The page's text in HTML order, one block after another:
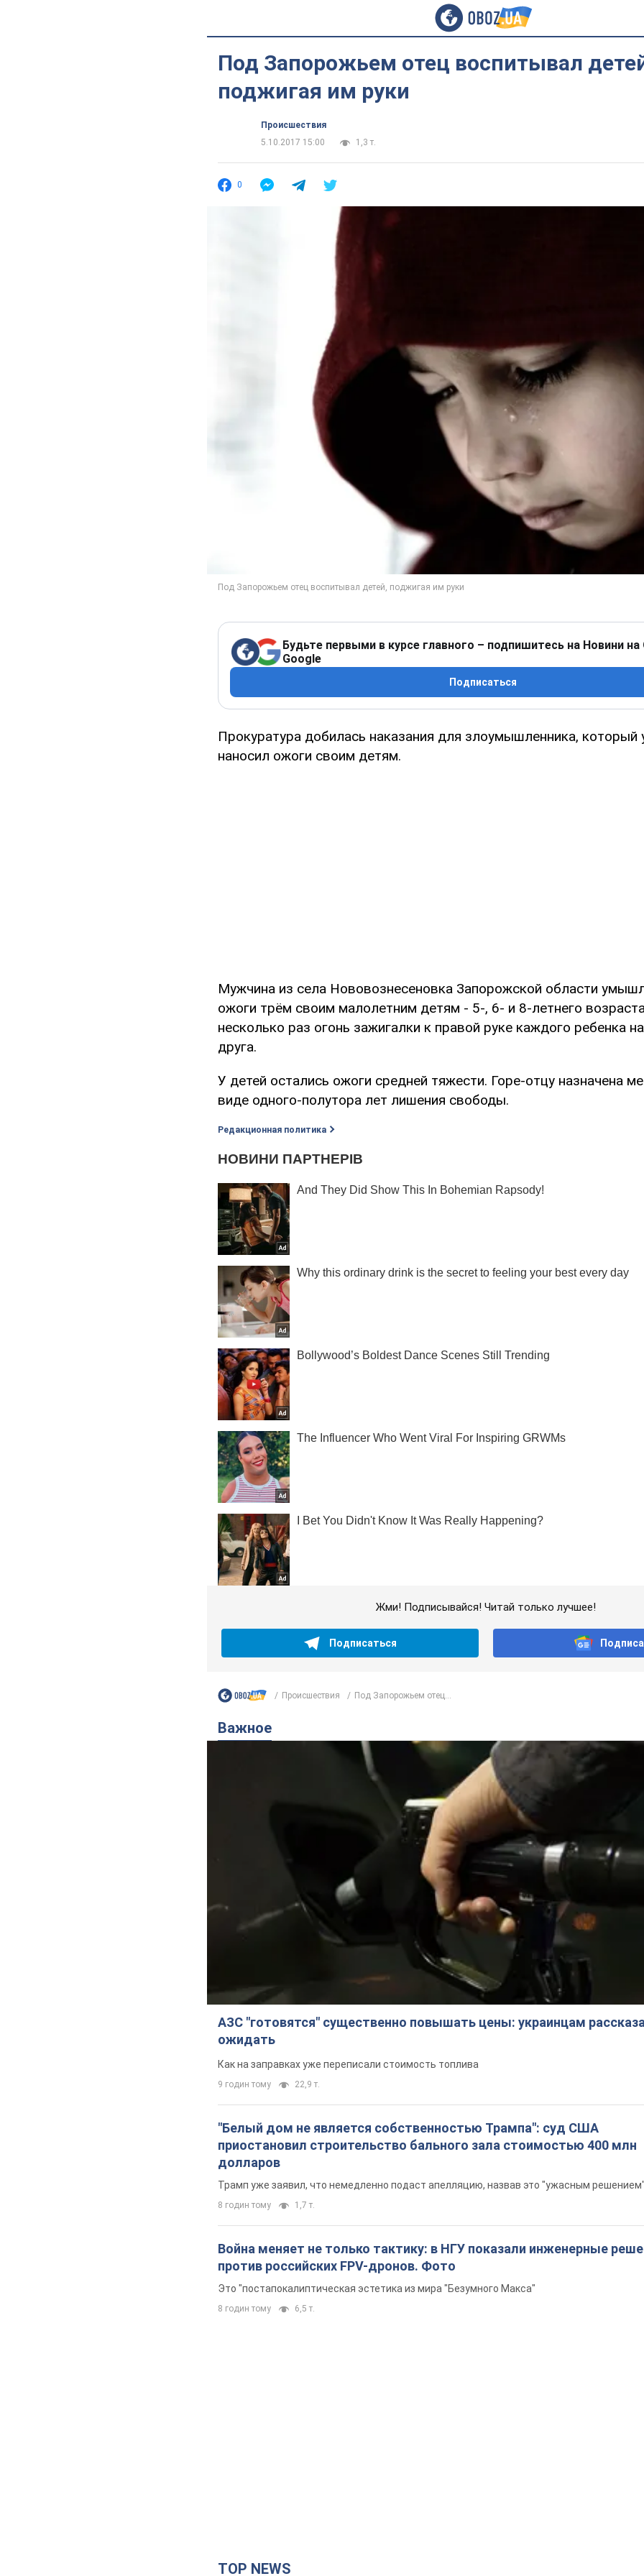
Под Запорожьем отец воспитывал
поджигая им руки
Происшествия
5.10.2017 15:00
1,3 т.
0
Будьте первыми в курсе главного – подпишитесь на Новини на
Google
Подписаться
Прокуратура добилась наказания для злоумышленника,
наносил ожоги своим детям.
Мужчина из села Нововознесеновка Запорожской области
ожоги трём своим малолетним детям - 5-, 6- и 8-летнего
несколько раз огонь зажигалки к правой руке каждого ребенка
друга.
У детей остались ожоги средней тяжести. Горе-отцу назначена
виде одного-полутора лет лишения свободы.
Редакционная политика
Жми! Подписывайся! Читай только лучшее!
Подписаться
Происшествия Под Запорожьем отец...
Важное
АЗС "готовятся" существенно повышать цены: украинцам
ожидать
Как на заправках уже переписали стоимость топлива
9 годин тому 22,9 т.
"Белый дом не является собственностью Трампа": суд США
приостановил строительство бального зала стоимостью 400 млн
долларов
Трамп уже заявил, что немедленно подаст апелляцию, назвав это "ужасным
8 годин тому 1,7 т.
Война меняет не только тактику: в НГУ показали инженерные
против российских FPV-дронов. Фото
Это "постапокалиптическая эстетика из мира "Безумного Макса"
8 годин тому 6,5 т.
TOP NEWS